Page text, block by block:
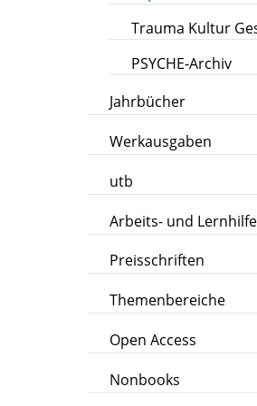
Trauma Kultur
PSYCHE-Archiv
Jahrbücher
Werkausgaben
utb
Arbeits- und
Preisschriften
Themenbereiche
Open Access
Nonbooks